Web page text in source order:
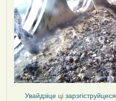
Увайдзіце цізарэгіструйцеся